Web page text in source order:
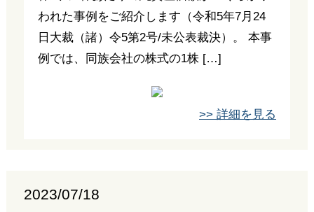
われた事例をご紹介します（令和5年7月24
日大裁（諸）令5第2号/未公表裁決）。 本事
例では、同族会社の株式の1株 […]
>> 詳細を見る
2023/07/18